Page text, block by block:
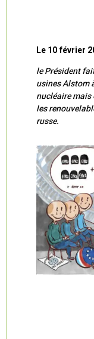
Le 10 février
le Président
usines Alstom
nucléaire mais
les
russe.